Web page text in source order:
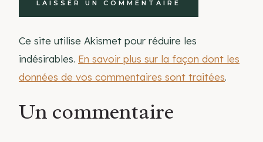
Ce site utilise Akismet pour réduire les
indésirables. En savoir plus sur la façon dont les
données de vos commentaires sont traitées.
Un commentaire